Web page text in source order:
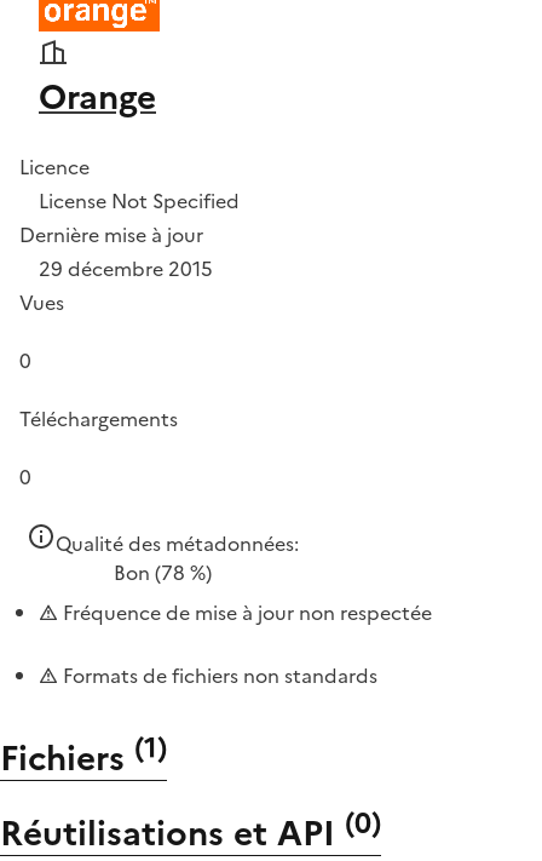
Orange
Licence
License Not Specified
Dernière mise à jour
29 décembre 2015
Vues
0
Téléchargements
0
Qualité des métadonnées:
Bon (78 %)
Fréquence de mise à jour non respectée
Formats de fichiers non standards
Fichiers (1)
Réutilisations et API (0)